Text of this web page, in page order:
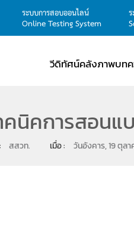
ระบบการสอบออนไลน์
Online Testing System
วีดิทัศน์คลังภาพบท
คนิคการสอนแ
สสวท. เมื่อ : วันอังคาร, 19 ตุล